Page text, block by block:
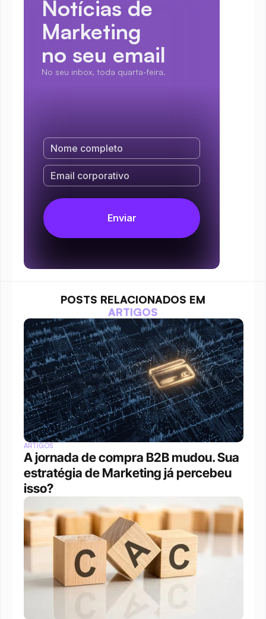
Notícias de
Marketing
no seu email
No seu inbox, toda quarta-feira.
POSTS RELACIONADOS EM
ARTIGOS
ARTIGOS
A jornada de compra B2B mudou. Sua
estratégia de Marketing já percebeu
isso?